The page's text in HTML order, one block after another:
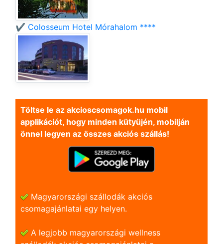
✔️ Colosseum Hotel Mórahalom ****
Töltse le az akcioscsomagok.hu mobil
applikációt, hogy minden kütyüjén, mobilján
önnel legyen az összes akciós szállás!
Magyarországi szállodák akciós
csomagajánlatai egy helyen.
A legjobb magyarországi wellness